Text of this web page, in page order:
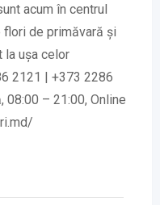
acum în centrul
flori de primăvară și
la ușa celor
2121 | +373 2286
08:00 – 21:00, Online